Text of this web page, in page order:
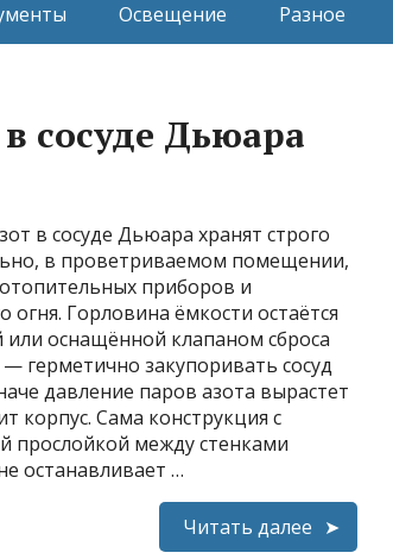
Освещение Разное
сосуде Дьюара
в сосуде Дьюара хранят строго
в проветриваемом помещении,
приборов и
огня. Горловина ёмкости остаётся
оснащённой клапаном сброса
герметично закупоривать сосуд
давление паров азота вырастет
корпус. Сама конструкция с
прослойкой между стенками
останавливает …
Читать далее